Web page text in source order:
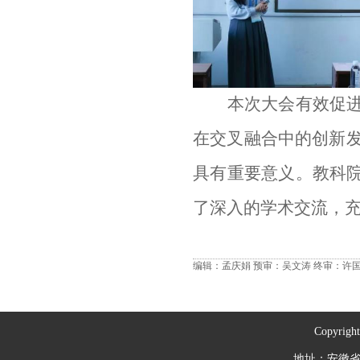
本次大会有效促
在交叉融合中的创新
具有重要意义。教科
了深入的学术交流，
编辑：孟庆娟 预审：吴文涛 终审：许